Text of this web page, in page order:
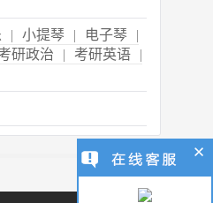
| 小提琴 | 电子琴
|
研政治 | 考研英语
|